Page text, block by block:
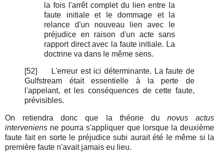
la fois l'arrêt complet du lien entre la
faute initiale et le dommage et la
relance d'un nouveau lien avec le
préjudice en raison d'un acte sans
rapport direct avec la faute initiale. La
doctrine va dans le même sens.
[52]
L'erreur est ici déterminante. La faute de
Gulfstream était essentielle à la perte de
l'appelant, et les conséquences de cette faute,
prévisibles.
On retiendra donc que la théorie du novus actus
interveniens ne pourra s'appliquer que lorsque la deuxième
faute fait en sorte le préjudice subi aurait été le même si la
première faute n'avait jamais eu lieu.